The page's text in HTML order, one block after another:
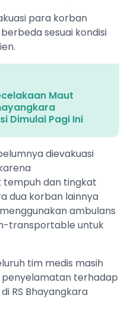
para korban
sesuai kondisi
Maut
Dimulai Pagi Ini
dievakuasi
dan tingkat
dua korban lainnya
ambulans
transportable untuk
tim medis masih
terhadap
RS Bhayangkara